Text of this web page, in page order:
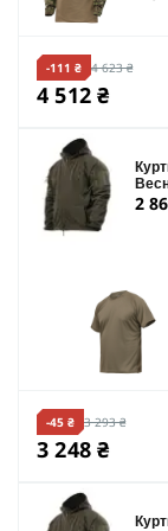
-111 ₴ 4 623 ₴
4 512 ₴
2
-45 ₴ 3 293 ₴
3 248 ₴